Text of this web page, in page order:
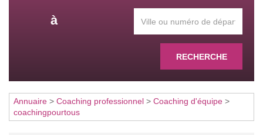
à
RECHERCHE
Annuaire > Coaching professionnel > Coaching d'équipe >
coachingpourtous